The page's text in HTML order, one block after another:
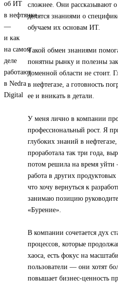
сложнее. Они рассказывают
делятся знаниями о
обучаем их основам ИТ.
Такой обмен знаниями
понятны рынку и полезны
доменной области не стоит.
в нефтегазе, а готовность
ее и вникать в детали.
У меня лично в компании
профессиональный рост. Я
глубоких знаний в
проработала так три года,
потом решила на время уйти
работа в других
что хочу вернуться к
занимаю позицию
«Бурение».
В компании сочетается дух
процессов, которые
хаоса, есть фокус на
пользователи — они хотят
повышает бизнес-ценность